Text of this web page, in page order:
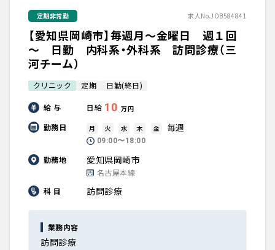
知りたい・聞きたい
転職成功事例
医師の転職マニュアル
データで見る医師の平均年収
医師に役立つ取材記事
定期非常勤 求人No.JOB584841
【愛知県岡崎市】毎週月～金曜日 週１回
～ 日勤 内科系・外科系 訪問診療（三
河チーム）
クリニック 定期 日勤(終日)
給 与 日給 10 万円
勤務日 月 火 水 木 金 毎週
09:00〜18:00
勤務地 愛知県岡崎市
名古屋本線
科 目
訪問診療
業務内容
訪問診療